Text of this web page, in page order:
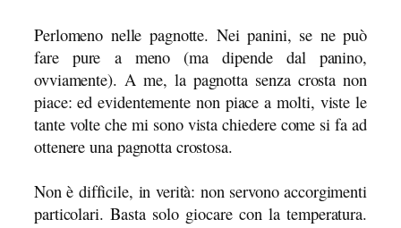
Perlomeno nelle pagnotte. Nei panini, se ne può
fare pure a meno (ma dipende dal panino,
ovviamente). A me, la pagnotta senza crosta non
piace: ed evidentemente non piace a molti, viste le
tante volte che mi sono vista chiedere come si fa ad
ottenere una pagnotta crostosa.
Non è difficile, in verità: non servono accorgimenti
particolari. Basta solo giocare con la temperatura.